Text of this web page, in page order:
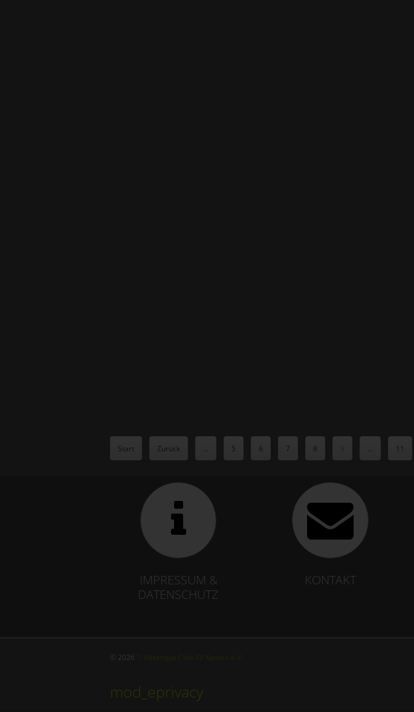
Start Zurück ... 5 6 7 8 9 ... 11
IMPRESSUM &
DATENSCHUTZ
KONTAKT
© 2026
mod_eprivacy